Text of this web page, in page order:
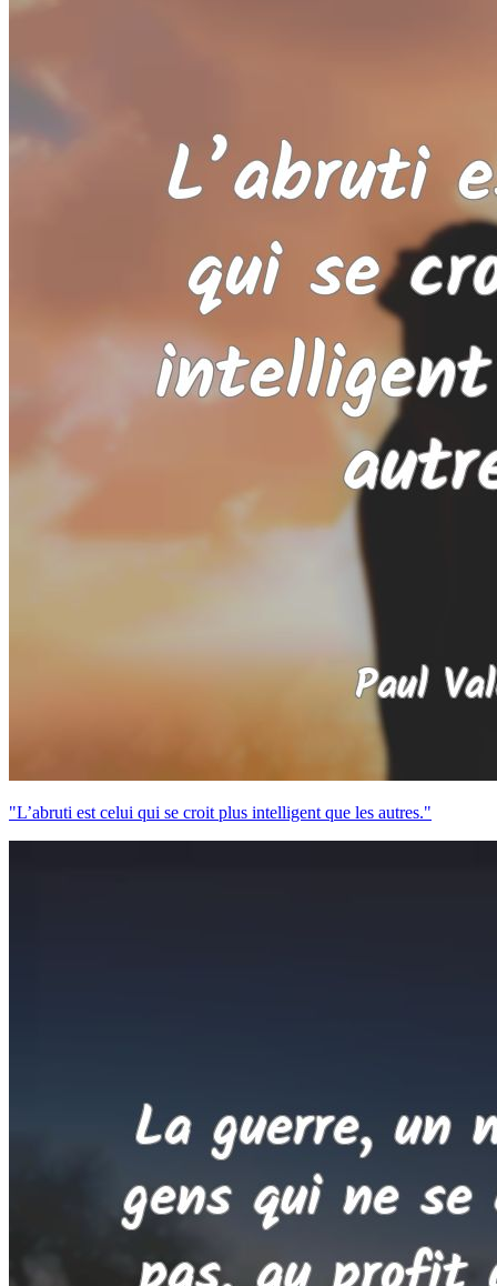
"L’abruti est celui qui se croit plus intelligent que les autres."